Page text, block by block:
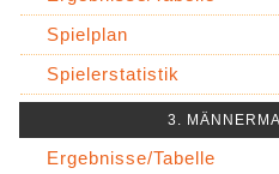
Spielplan
Spielerstatistik
3.
Ergebnisse/Tabelle